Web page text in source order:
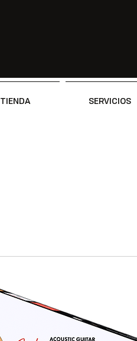
TIENDA SERVICIOS